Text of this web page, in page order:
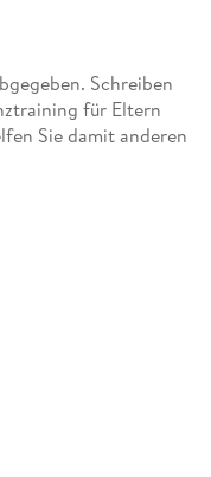
Schreiben
für Eltern
Sie damit anderen